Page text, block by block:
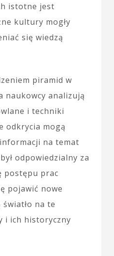
istotne jest
kultury mogły
się wiedzą
piramid w
naukowcy analizują
i techniki
odkrycia mogą
na temat
odpowiedzialny za
postępu prac
pojawić nowe
na te
i ich historyczny